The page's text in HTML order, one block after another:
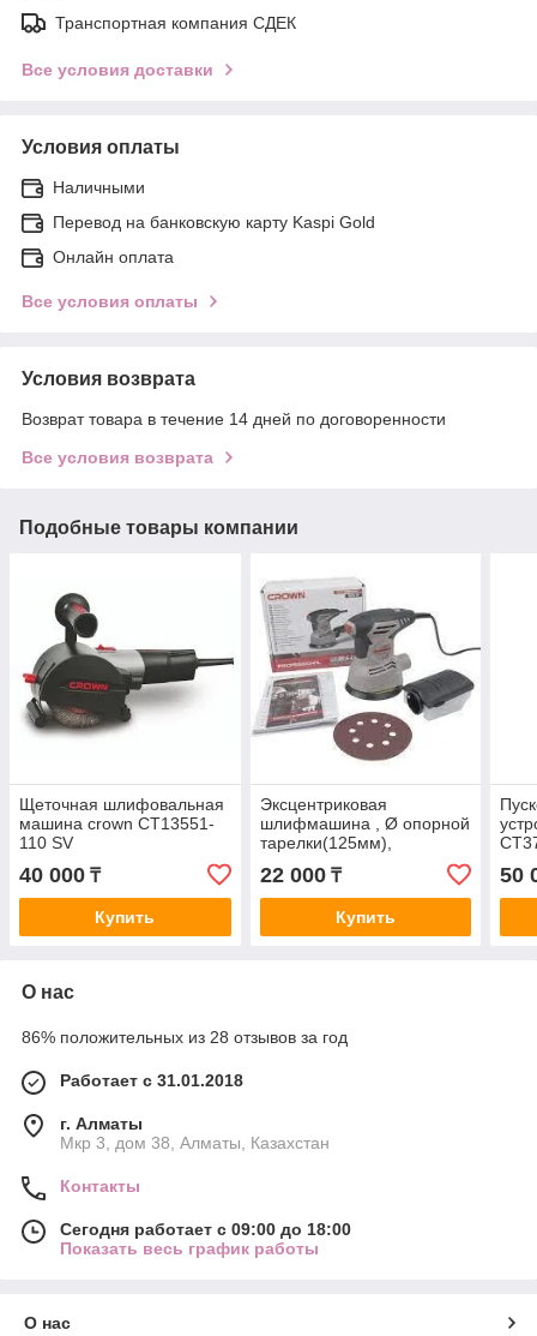
Транспортная компания СДЕК
Все условия доставки
Условия оплаты
Наличными
Перевод на банковскую карту Kaspi Gold
Онлайн оплата
Все условия оплаты
Условия возврата
Возврат товара в течение 14 дней по договоренности
Все условия возврата
Подобные товары компании
Щеточная шлифовальная
машина crown СТ13551-
110 SV
40 000 ₸
Купить
Эксцентриковая
шлифмашина , Ø опорной
тарелки(125мм),
мощность (300w)
СТ13560V
22 000₸
Купить
50
О нас
86% положительных из 28 отзывов за год
Работает с 31.01.2018
г. Алматы
Мкр 3, дом 38, Алматы, Казахстан
Контакты
Сегодня работает с 09:00 до 18:00
Показать весь график работы
О нас